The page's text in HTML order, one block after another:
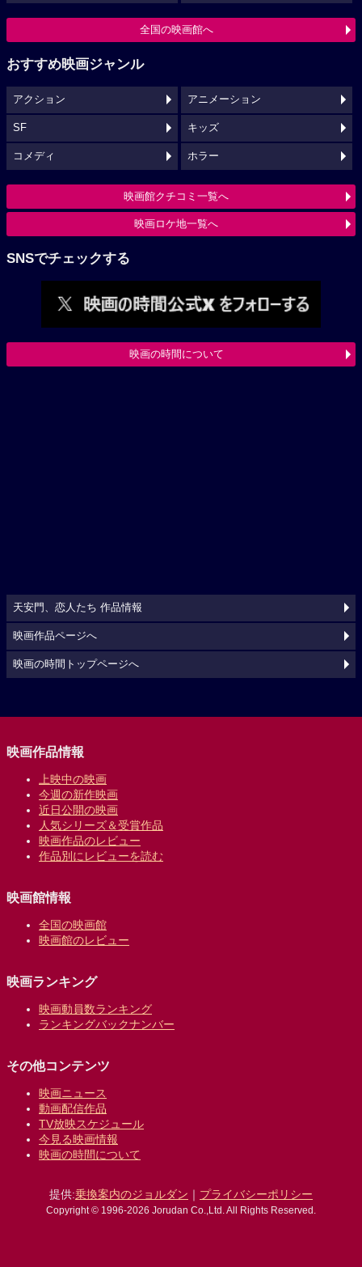
全国の映画館へ
おすすめ映画ジャンル
アクション アニメーション
SF キッズ
コメディ ホラー
映画館クチコミ一覧へ
映画ロケ地一覧へ
SNSでチェックする
映画の時間について
天安門、恋人たち 作品情報
映画作品ページへ
映画の時間トップページへ
映画作品情報
上映中の映画
今週の新作映画
近日公開の映画
人気シリーズ＆受賞作品
映画作品のレビュー
作品別にレビューを読む
映画館情報
全国の映画館
映画館のレビュー
映画ランキング
映画動員数ランキング
ランキングバックナンバー
その他コンテンツ
映画ニュース
動画配信作品
TV放映スケジュール
今見る映画情報
映画の時間について
提供:乗換案内のジョルダン ｜ プライバシーポリシー
Copyright © 1996-2026 Jorudan Co.,Ltd. All Rights Reserved.